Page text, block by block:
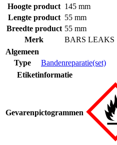
Hoogte product 145 mm
Lengte product 55 mm
Breedte product 55 mm
Merk
BARS LEAKS
Algemeen
Type
Bandenreparatie(set)
Etiketinformatie
Gevarenpictogrammen